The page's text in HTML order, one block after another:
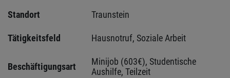
Standort
Traunstein
Tätigkeitsfeld Hausnotruf, Soziale Arbeit
Beschäftigungsart
Minijob (603€), Studentische
Aushilfe, Teilzeit